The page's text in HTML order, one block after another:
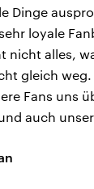
Dinge
loyale
nicht alles,
gleich
Fans uns
auch